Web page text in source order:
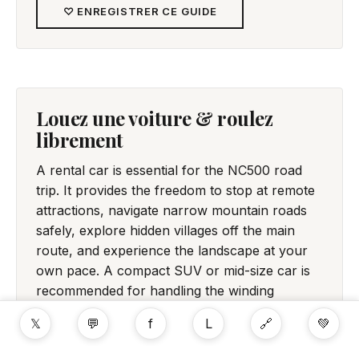
♡ ENREGISTRER CE GUIDE
Louez une voiture & roulez
librement
A rental car is essential for the NC500 road
trip. It provides the freedom to stop at remote
attractions, navigate narrow mountain roads
safely, explore hidden villages off the main
route, and experience the landscape at your
own pace. A compact SUV or mid-size car is
recommended for handling the winding
mountain passes and unpredictable Scottish
weather while maintaining cost-effectiveness
𝕏 💬 f L 🔗 💚